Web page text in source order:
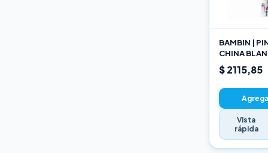
BAMBIN |
CHINA
189 10
$ 2115,85
Vista
rápida